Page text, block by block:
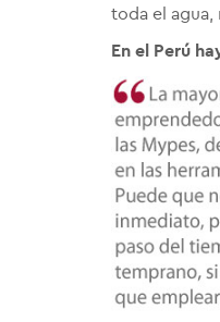
toda el agua,
En el Perú